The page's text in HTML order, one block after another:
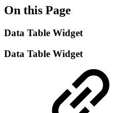
On this Page
Data Table Widget
Data Table Widget